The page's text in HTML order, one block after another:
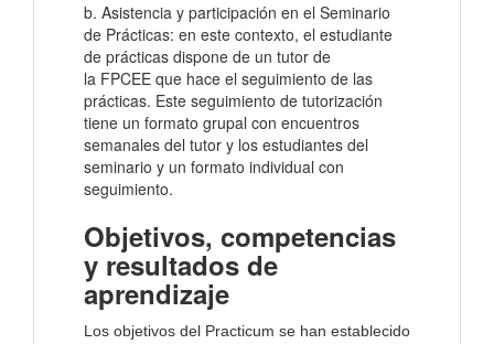
b. Asistencia y participación en el Seminario
de Prácticas: en este contexto, el estudiante
de prácticas dispone de un tutor de
la FPCEE que hace el seguimiento de las
prácticas. Este seguimiento de tutorización
tiene un formato grupal con encuentros
semanales del tutor y los estudiantes del
seminario y un formato individual con
seguimiento.
Objetivos, competencias
y resultados de
aprendizaje
Los objetivos del Practicum se han establecido